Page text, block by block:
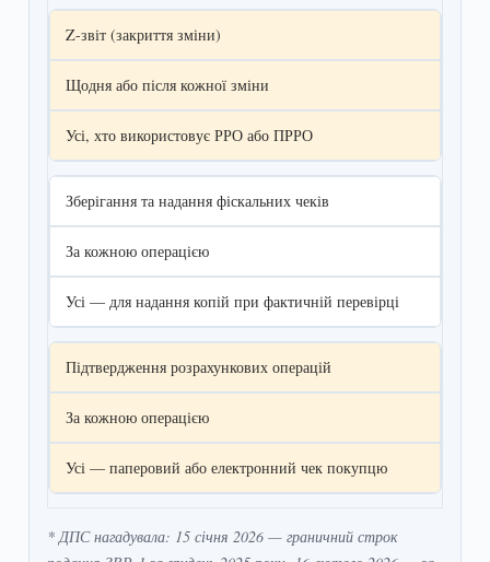
Z-звіт (закриття зміни)
Щодня або після кожної зміни
Усі, хто використовує РРО або ПРРО
Зберігання та надання фіскальних чеків
За кожною операцією
Усі — для надання копій при фактичній перевірці
Підтвердження розрахункових операцій
За кожною операцією
Усі — паперовий або електронний чек покупцю
* ДПС нагадувала: 15 січня 2026 — граничний строк